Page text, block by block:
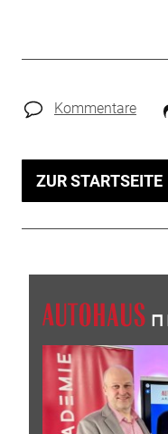
Kommentare
ZUR STARTSEITE